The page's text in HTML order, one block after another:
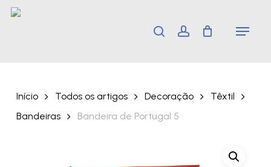
Skip
search account Menu
Início Todos os artigos Decoração
Têxtil
Bandeiras
Bandeira de Portugal 5